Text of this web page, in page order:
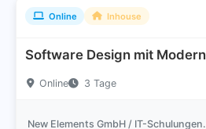
Online Inhouse
Software Design mit
Online 3 Tage